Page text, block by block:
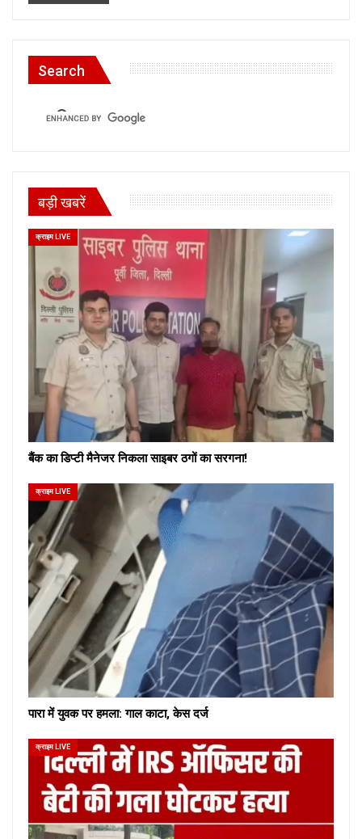
Search
बड़ी खबरें
क्राइम LIVE
बैंक का डिप्टी मैनेजर निकला साइबर ठगों का सरगना!
क्राइम LIVE
पारा में युवक पर हमला: गाल काटा, केस दर्ज
क्राइम LIVE